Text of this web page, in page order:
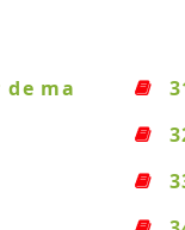
de ma